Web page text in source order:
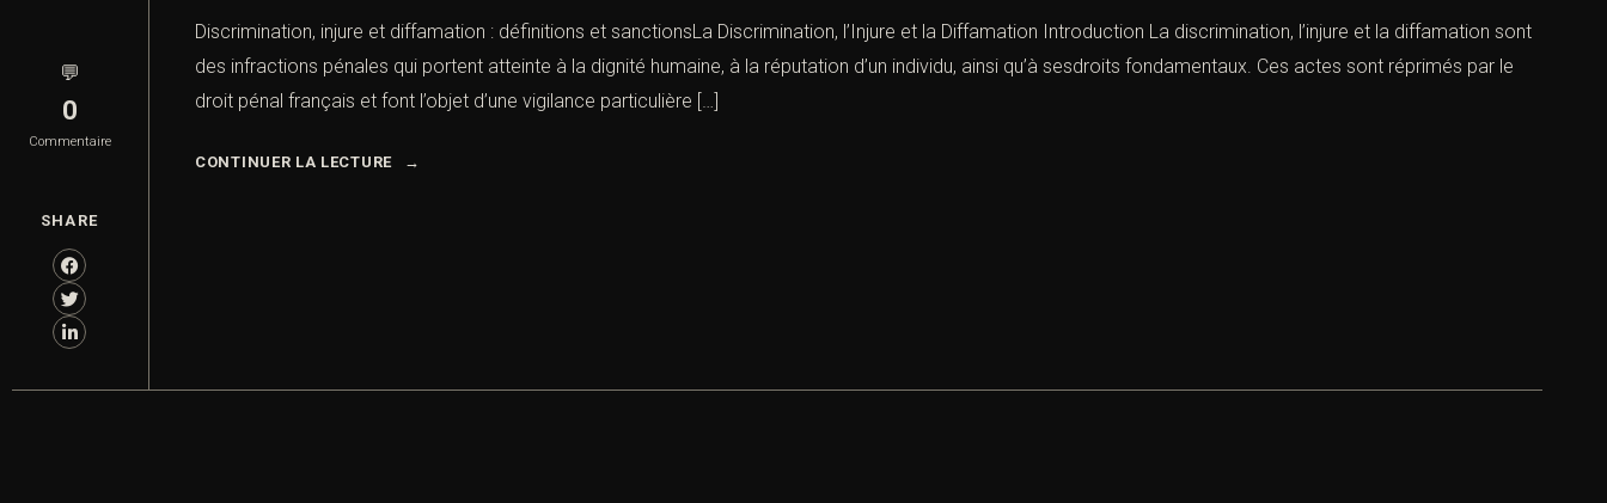
💬
0
Commentaire
SHARE
Discrimination, injure et diffamation : définitions et sanctionsLa Discrimination, l’Injure et la Diffamation Introduction La discrimination, l’injure et la diffamation sont
des infractions pénales qui portent atteinte à la dignité humaine, à la réputation d’un individu, ainsi qu’à sesdroits fondamentaux. Ces actes sont réprimés par le
droit pénal français et font l’objet d’une vigilance particulière […]
CONTINUER LA LECTURE